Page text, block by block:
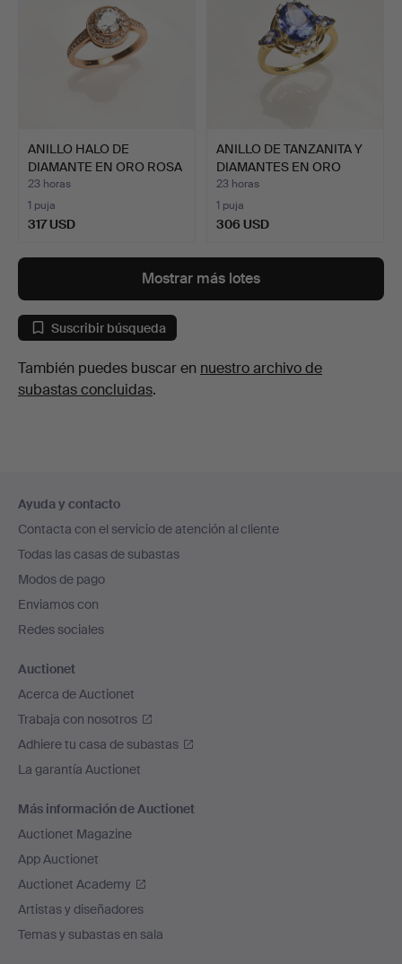
ANILLO HALO DE
DIAMANTE EN ORO ROSA
DE 18K…
23 horas
1 puja
317 USD
ANILLO DE TANZANITA Y
DIAMANTES EN ORO
AMA…
23 horas
1 puja
306 USD
Mostrar más lotes
Suscribir búsqueda
También puedes buscar en nuestro archivo de
subastas concluidas.
en
el
pie
de
página
Ayuda y contacto
Contacta con el servicio de atención al cliente
Todas las casas de subastas
Modos de pago
Enviamos con
Redes sociales
Auctionet
Acerca de Auctionet
Trabaja con nosotros
Adhiere tu casa de subastas
La garantía Auctionet
Más información de Auctionet
Auctionet Magazine
App Auctionet
Auctionet Academy
Artistas y diseñadores
Temas y subastas en sala